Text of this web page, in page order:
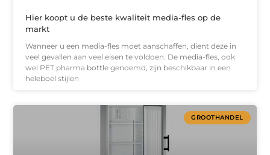
Hier koopt u de beste kwaliteit media-fles op de
markt
Wanneer u een media-fles moet aanschaffen, dient deze in
veel gevallen aan veel eisen te voldoen. De media-fles, ook
wel PET pharma bottle genoemd, zijn beschikbaar in een
heleboel stijlen
GROOTHANDEL